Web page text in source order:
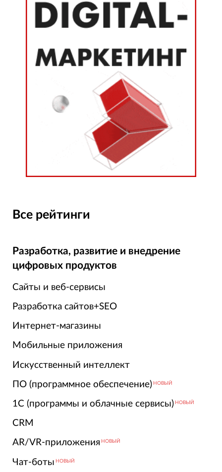
Все рейтинги
Разработка, развитие и внедрение
цифровых продуктов
Сайты и веб-сервисы
Разработка сайтов+SEO
Интернет-магазины
Мобильные приложения
Искусственный интеллект
ПО (программное обеспечение) НОВЫЙ
1С (программы и облачные сервисы) НОВЫЙ
CRM
AR/VR-приложения НОВЫЙ
Чат-боты НОВЫЙ